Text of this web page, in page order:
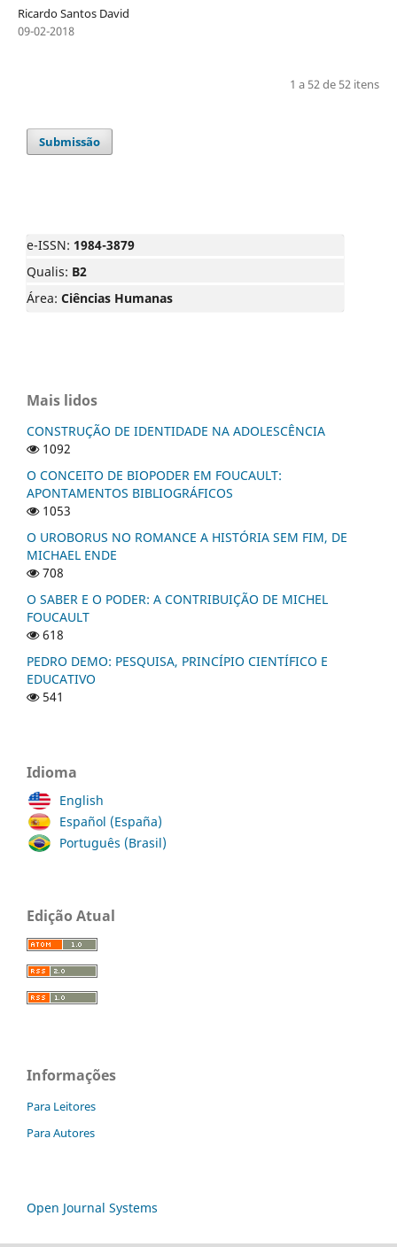
Ricardo Santos David
09-02-2018
1 a 52 de 52 itens
Submissão
e-ISSN: 1984-3879
Qualis: B2
Área: Ciências Humanas
Mais lidos
CONSTRUÇÃO DE IDENTIDADE NA ADOLESCÊNCIA
1092
O CONCEITO DE BIOPODER EM FOUCAULT:
APONTAMENTOS BIBLIOGRÁFICOS
1053
O UROBORUS NO ROMANCE A HISTÓRIA SEM FIM, DE
MICHAEL ENDE
708
O SABER E O PODER: A CONTRIBUIÇÃO DE MICHEL
FOUCAULT
618
PEDRO DEMO: PESQUISA, PRINCÍPIO CIENTÍFICO E
EDUCATIVO
541
Idioma
English
Español (España)
Português (Brasil)
Edição Atual
Informações
Para Leitores
Para Autores
Open Journal Systems